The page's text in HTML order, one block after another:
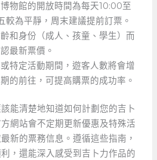
物館的開放時間為每天10:00至
較為平靜，周末建議提前訂票。
和身份（成人、孩童、學生）而
最新票價。
特定活動期間，遊客人數將會增
的前往，可提高購票的成功率。
能清楚地知道如何計劃您的吉卜
網站會不定期更新優惠及特殊活
新的票務信息。遵循這些指南，
，還能深入感受到吉卜力作品的